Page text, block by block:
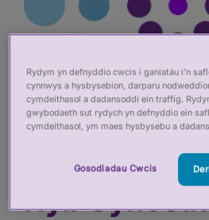
Hyb
Rydym yn defnyddio cwcis i ganiatáu i’n
cynnwys a hysbysebion, darparu
cymdeithasol a dadansoddi ein traffig.
gwybodaeth sut rydych yn defnyddio ein
cymdeithasol, ym maes hysbysebu a
Gosodiadau Cwcis